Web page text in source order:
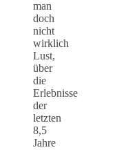
man
doch
nicht
wirklich
Lust,
über
die
Erlebnisse
der
letzten
8,5
Jahre